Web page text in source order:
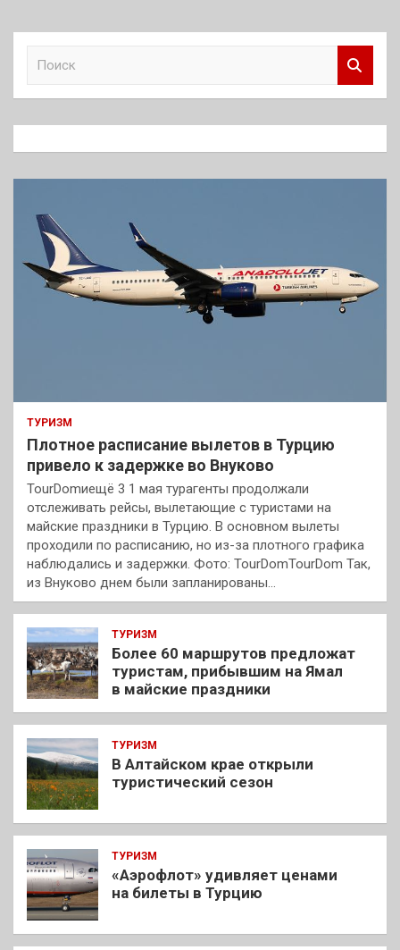
к
ТУРИЗМ
Плотное расписание вылетов в Турцию
привело к задержке во Внуково
TourDomиещё 3 1 мая турагенты продолжали
отслеживать рейсы, вылетающие с туристами на
майские праздники в Турцию. В основном вылеты
проходили по расписанию, но из-за плотного графика
наблюдались и задержки. Фото: TourDomTourDom Так,
из Внуково днем были запланированы…
ТУРИЗМ
Более 60 маршрутов предложат
туристам, прибывшим на Ямал
в майские праздники
ТУРИЗМ
В Алтайском крае открыли
туристический сезон
ТУРИЗМ
«Аэрофлот» удивляет ценами
на билеты в Турцию